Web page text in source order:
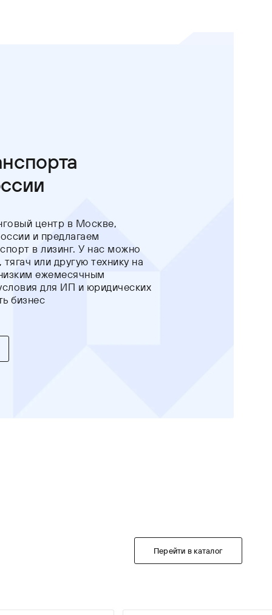
центр в Москве,
и предлагаем
в лизинг. У нас можно
или другую технику на
ежемесячным
для ИП и юридических
бизнес
Перейти в каталог